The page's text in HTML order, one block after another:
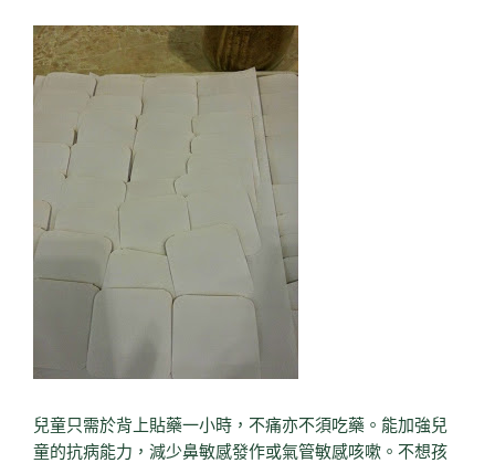
兒童只需於背上貼藥一小時，不痛亦不須吃藥。能加強兒
童的抗病能力，減少鼻敏感發作或氣管敏感咳嗽。不想孩